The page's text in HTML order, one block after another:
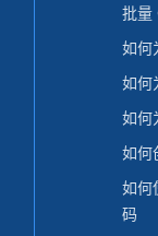
批量
如何
如何
如何
如何
如
码